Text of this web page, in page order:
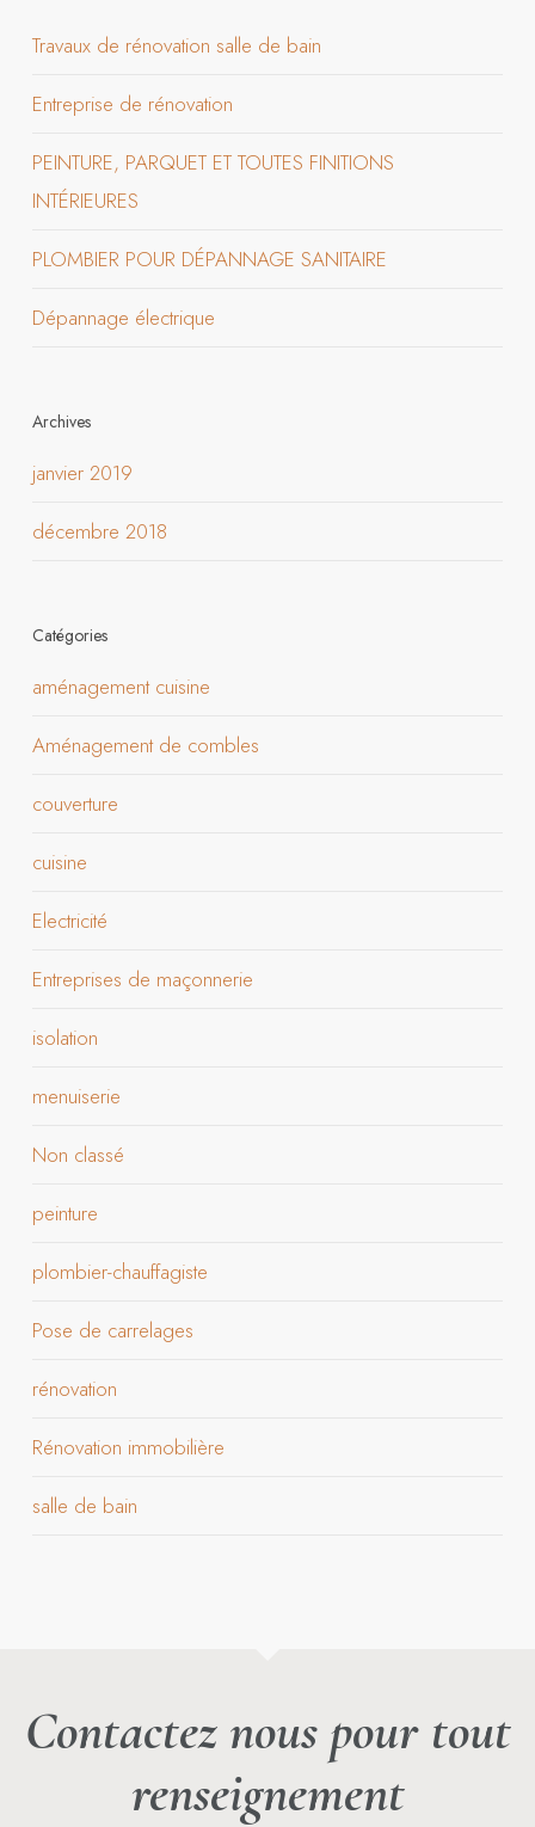
Travaux de rénovation salle de bain
Entreprise de rénovation
PEINTURE, PARQUET ET TOUTES FINITIONS
INTÉRIEURES
PLOMBIER POUR DÉPANNAGE SANITAIRE
Dépannage électrique
Archives
janvier 2019
décembre 2018
Catégories
aménagement cuisine
Aménagement de combles
couverture
cuisine
Electricité
Entreprises de maçonnerie
isolation
menuiserie
Non classé
peinture
plombier-chauffagiste
Pose de carrelages
rénovation
Rénovation immobilière
salle de bain
Contactez nous pour tout
renseignement